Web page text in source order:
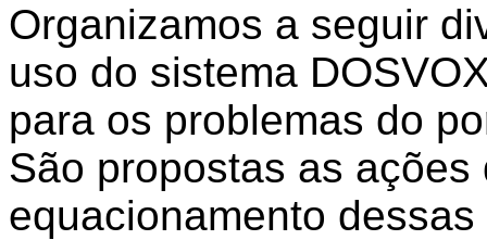
Organizamos a seguir
uso do sistema
para os problemas do
São propostas as
equacionamento